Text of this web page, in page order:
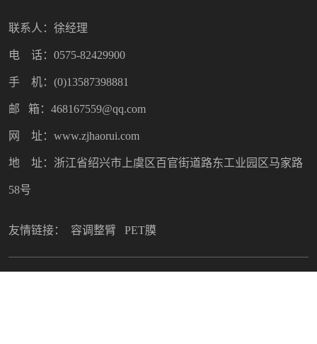
联系人：徐经理
电 话：0575-82429900
手 机：(0)13587398881
邮 箱：468167559@qq.com
网 址：www.zjhaorui.com
地 址：浙江省绍兴市上虞区百官街道路东工业园区马家路
58号
友情链接： 容调整臂 PET膜